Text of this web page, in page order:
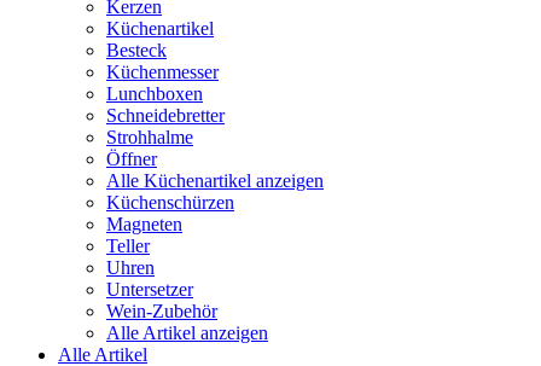
Kerzen
Küchenartikel
Besteck
Küchenmesser
Lunchboxen
Schneidebretter
Strohhalme
Öffner
Alle Küchenartikel anzeigen
Küchenschürzen
Magneten
Teller
Uhren
Untersetzer
Wein-Zubehör
Alle Artikel anzeigen
Alle Artikel